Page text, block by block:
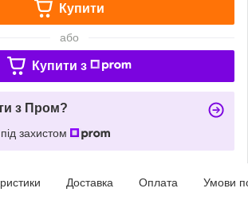
Купити
або
Купити з
з Пром?
захистом
Доставка Оплата Умови